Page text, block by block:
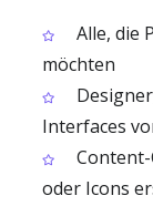
Alle, die
möchten
Interfaces
oder Icons